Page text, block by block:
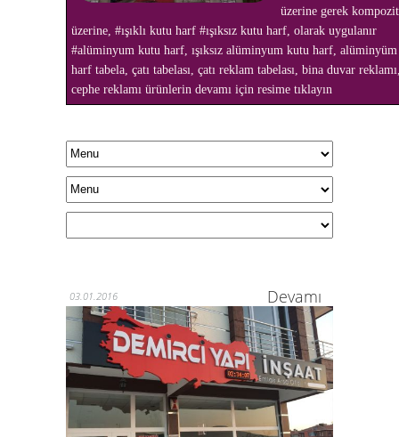
üzerine gerek
üzerine, #ışıklı kutu harf #ışıksız kutu harf, olarak uygulanır
#alüminyum kutu harf, ışıksız alüminyum kutu harf,
harf tabela, çatı tabelası, çatı reklam tabelası, bina duvar
cephe reklamı ürünlerin devamı için resime tıklayın
03.01.2016 Devamı